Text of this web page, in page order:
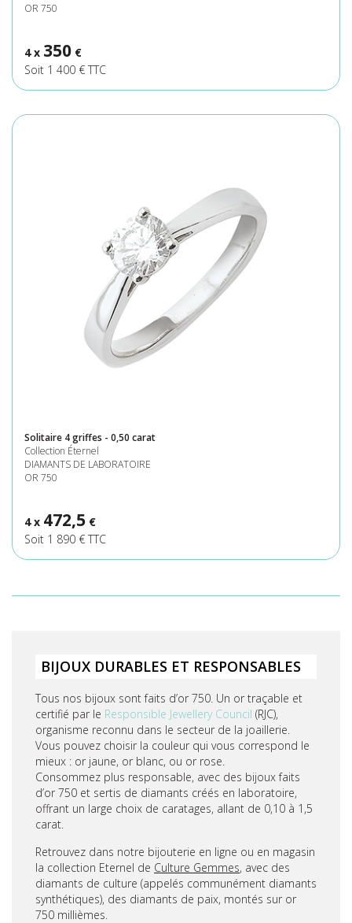
OR 750
4 x 350 €
Soit 1 400 € TTC
Solitaire 4 griffes - 0,50 carat
Collection Éternel
DIAMANTS DE LABORATOIRE
OR 750
4 x 472,5 €
Soit 1 890 € TTC
BIJOUX DURABLES ET RESPONSABLES
Tous nos bijoux sont faits d’or 750. Un or traçable et
certifié par le Responsible Jewellery Council (RJC),
organisme reconnu dans le secteur de la joaillerie.
Vous pouvez choisir la couleur qui vous correspond le
mieux : or jaune, or blanc, ou or rose.
Consommez plus responsable, avec des bijoux faits
d’or 750 et sertis de diamants créés en laboratoire,
offrant un large choix de caratages, allant de 0,10 à 1,5
carat.
Retrouvez dans notre bijouterie en ligne ou en magasin
la collection Eternel de Culture Gemmes, avec des
diamants de culture (appelés communément diamants
synthétiques), des diamants de paix, montés sur or
750 millièmes.